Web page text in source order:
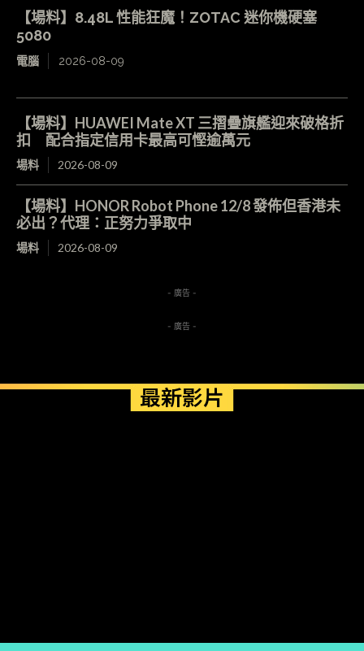
【場料】8.48L 性能狂魔！ZOTAC 迷你機硬塞
5080
電腦 2026-08-09
【場料】HUAWEI Mate XT 三摺疊旗艦迎來破格折
扣 配合指定信用卡最高可慳逾萬元
場料 2026-08-09
【場料】HONOR Robot Phone 12/8 發佈但香港未
必出？代理：正努力爭取中
場料 2026-08-09
- 廣告 -
- 廣告 -
最新影片